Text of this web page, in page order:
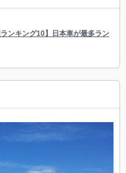
ンキング10】日本車が最多ラン